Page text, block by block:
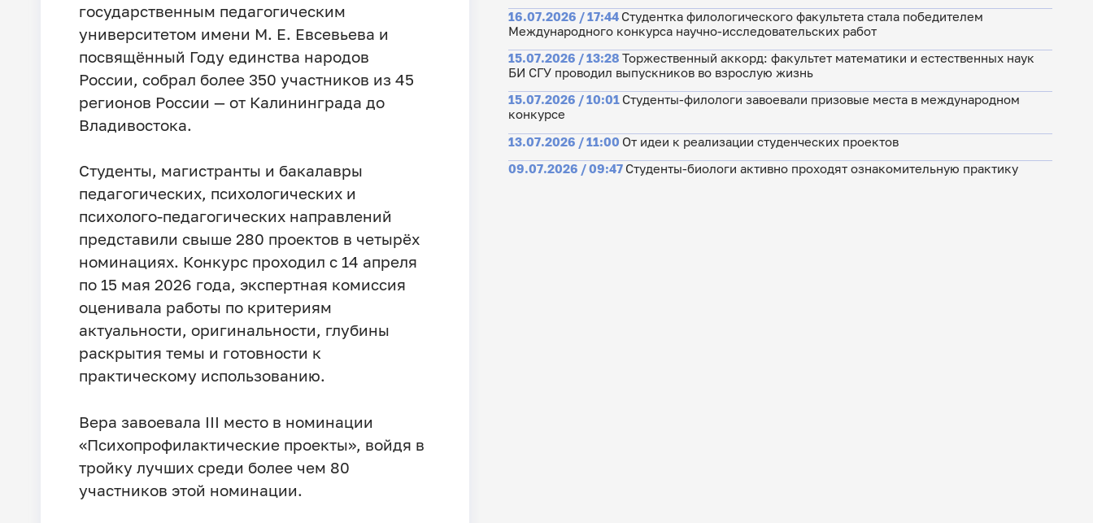
государственным педагогическим
университетом имени М. Е. Евсевьева и
посвящённый Году единства народов
России, собрал более 350 участников из 45
регионов России — от Калининграда до
Владивостока.
Студенты, магистранты и бакалавры
педагогических, психологических и
психолого-педагогических направлений
представили свыше 280 проектов в четырёх
номинациях. Конкурс проходил с 14 апреля
по 15 мая 2026 года, экспертная комиссия
оценивала работы по критериям
актуальности, оригинальности, глубины
раскрытия темы и готовности к
практическому использованию.
Вера завоевала III место в номинации
«Психопрофилактические проекты», войдя в
тройку лучших среди более чем 80
участников этой номинации.
16.07.2026 / 17:44 Студентка филологического факультета стала победителем
Международного конкурса научно-исследовательских работ
15.07.2026 / 13:28 Торжественный аккорд: факультет математики и естественных наук
БИ СГУ проводил выпускников во взрослую жизнь
15.07.2026 / 10:01 Студенты-филологи завоевали призовые места в международном
конкурсе
13.07.2026 / 11:00 От идеи к реализации студенческих проектов
09.07.2026 / 09:47 Студенты-биологи активно проходят ознакомительную практику